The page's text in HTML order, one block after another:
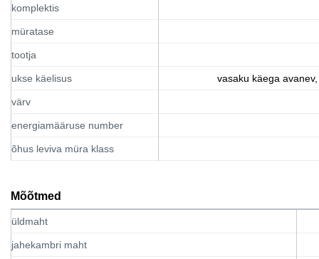
komplektis
müratase
tootja
ukse käelisus vasaku käega
värv
energiamääruse number
õhus leviva müra klass
Mõõtmed
üldmaht
jahekambri maht